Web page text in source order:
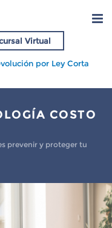
Virtual
por Ley Corta
COSTO
prevenir y proteger tu